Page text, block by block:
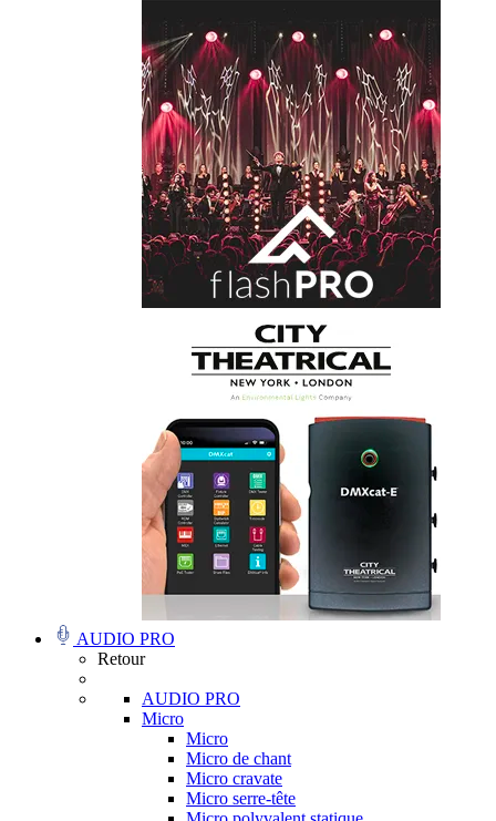
AUDIO PRO
Retour
AUDIO PRO
Micro
Micro
Micro de chant
Micro cravate
Micro serre-tête